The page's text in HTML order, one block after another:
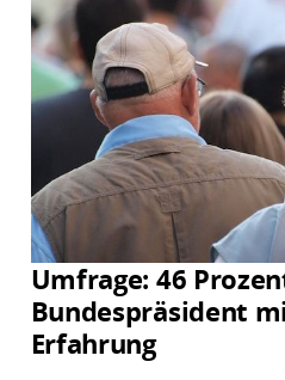
Umfrage: 46
Bundespräsident
Erfahrung